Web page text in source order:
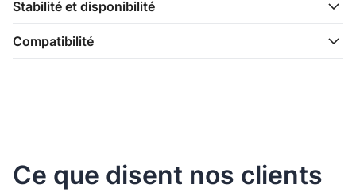
Stabilité et disponibilité
Compatibilité
Ce que disent nos clients